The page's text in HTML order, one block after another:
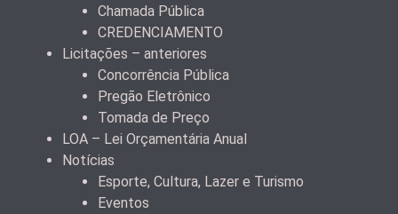
Chamada Pública
CREDENCIAMENTO
Licitações – anteriores
Concorrência Pública
Pregão Eletrônico
Tomada de Preço
LOA – Lei Orçamentária Anual
Notícias
Esporte, Cultura, Lazer e Turismo
Eventos